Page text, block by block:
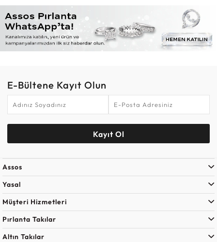
E-Bültene Kayıt Olun
Kayıt Ol
Assos
Yasal
Müşteri Hizmetleri
Pırlanta Takılar
Altın Takılar